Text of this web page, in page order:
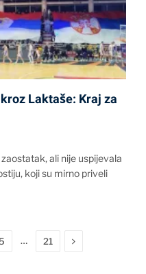
Laktaše: Kraj za
ali nije uspijevala
koji su mirno priveli
… 21 Next